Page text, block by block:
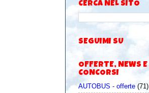
CERCA NEL SITO
SEGUIMI SU
OFFERTE, NEWS E
CONCORSI
AUTOBUS - offerte (71)